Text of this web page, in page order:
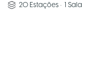
20 Estações •1 Sala